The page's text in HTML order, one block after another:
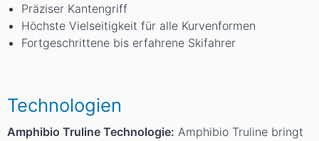
Präziser Kantengriff
Höchste Vielseitigkeit für alle Kurvenformen
Fortgeschrittene bis erfahrene Skifahrer
Technologien
Amphibio Truline Technologie: Amphibio Truline bringt